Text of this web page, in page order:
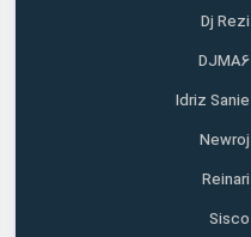
Dj Rezi
DJMA6
Idriz Sanie
Newroj
Reinari
Sisco